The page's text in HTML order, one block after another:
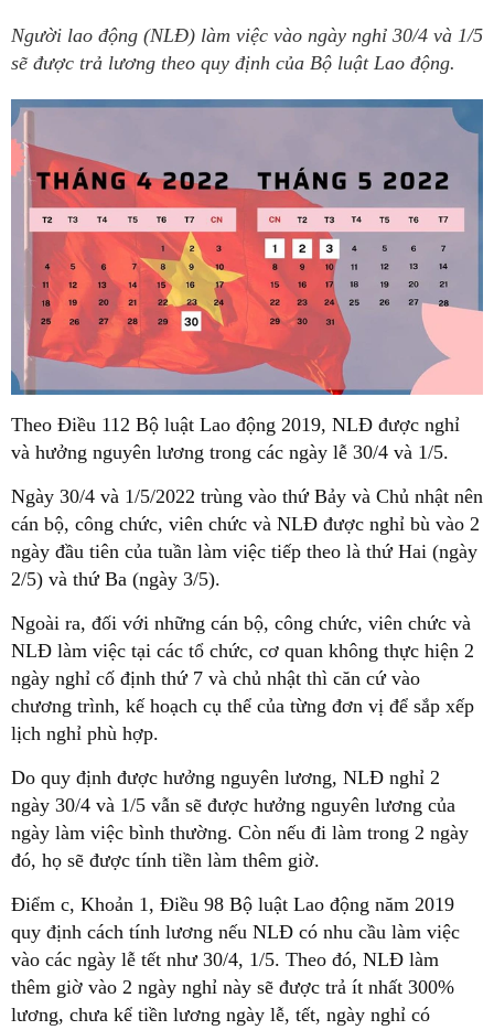
Người lao động (NLĐ) làm việc vào ngày nghỉ 30/4 và 1/5
sẽ được trả lương theo quy định của Bộ luật Lao động.
Theo Điều 112 Bộ luật Lao động 2019, NLĐ được nghỉ
và hưởng nguyên lương trong các ngày lễ 30/4 và 1/5.
Ngày 30/4 và 1/5/2022 trùng vào thứ Bảy và Chủ nhật nên
cán bộ, công chức, viên chức và NLĐ được nghỉ bù vào 2
ngày đầu tiên của tuần làm việc tiếp theo là thứ Hai (ngày
2/5) và thứ Ba (ngày 3/5).
Ngoài ra, đối với những cán bộ, công chức, viên chức và
NLĐ làm việc tại các tổ chức, cơ quan không thực hiện 2
ngày nghỉ cố định thứ 7 và chủ nhật thì căn cứ vào
chương trình, kế hoạch cụ thể của từng đơn vị để sắp xếp
lịch nghỉ phù hợp.
Do quy định được hưởng nguyên lương, NLĐ nghỉ 2
ngày 30/4 và 1/5 vẫn sẽ được hưởng nguyên lương của
ngày làm việc bình thường. Còn nếu đi làm trong 2 ngày
đó, họ sẽ được tính tiền làm thêm giờ.
Điểm c, Khoản 1, Điều 98 Bộ luật Lao động năm 2019
quy định cách tính lương nếu NLĐ có nhu cầu làm việc
vào các ngày lễ tết như 30/4, 1/5. Theo đó, NLĐ làm
thêm giờ vào 2 ngày nghỉ này sẽ được trả ít nhất 300%
lương, chưa kể tiền lương ngày lễ, tết, ngày nghỉ có